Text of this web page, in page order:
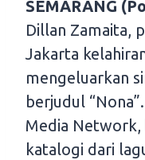
SEMARANG
Dillan Zamaita,
Jakarta
mengeluarkan
berjudul
Media Network,
katalogi dari